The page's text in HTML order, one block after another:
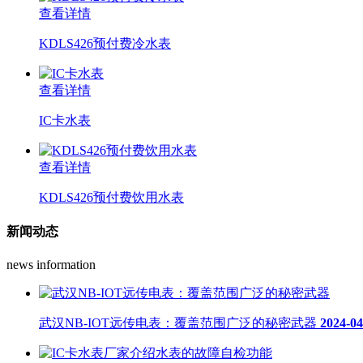
查看详情
KDLS426预付费冷水表
查看详情
IC卡水表
查看详情
KDLS426预付费饮用水表
新闻动态
news information
武汉NB-IOT远传电表：覆盖范围广泛的秘密武器 2024-